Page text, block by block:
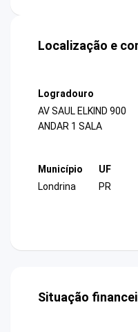
Localização e
Logradouro
AV SAUL ELKIND 900
ANDAR 1 SALA
Município
Londrina
UF
PR
Situação